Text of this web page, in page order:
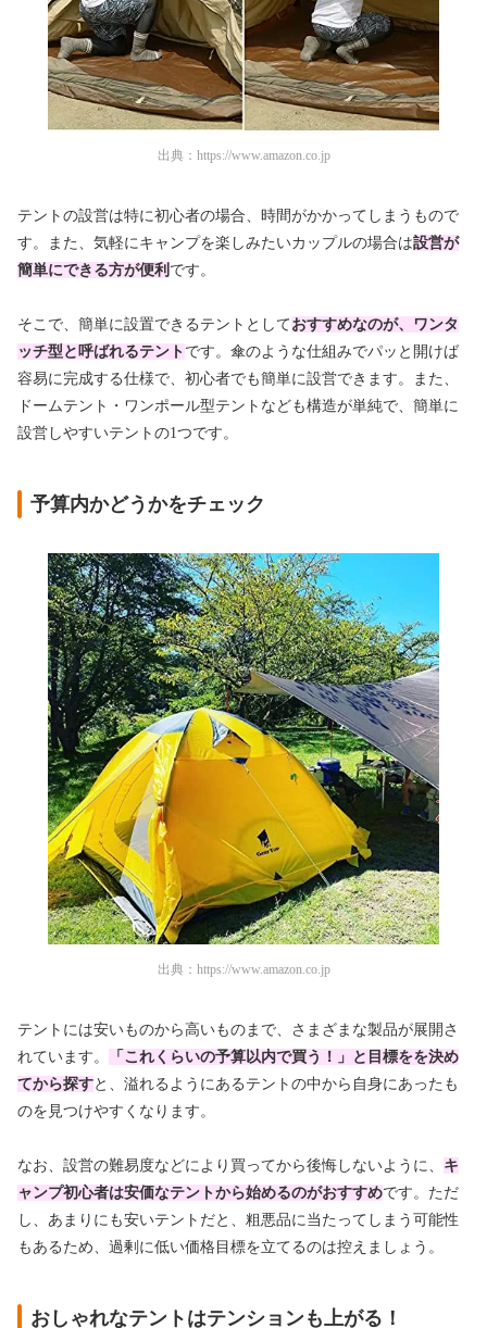
出典： https://www.amazon.co.jp
テントの設営は特に初心者の場合、時間がかかってしまうもので
す。また、気軽にキャンプを楽しみたいカップルの場合は設営が
簡単にできる方が便利 です。
そこで、簡単に設置できるテントとしておすすめなのが、ワンタ
ッチ型と呼ばれるテント です。傘のような仕組みでパッと開けば
容易に完成する仕様で、初心者でも簡単に設営できます。また、
ドームテント・ワンポール型テントなども構造が単純で、簡単に
設営しやすいテントの1つです。
予算内かどうかをチェック
出典： https://www.amazon.co.jp
テントには安いものから高いものまで、さまざまな製品が展開さ
れています。
「これくらいの予算以内で買う！」と目標をを決め
てから探すと、溢れるようにあるテントの中から自身にあったも
のを見つけやすくなります。
なお、設営の難易度などにより買ってから後悔しないように、 キ
ャンプ初心者は安価なテントから始めるのがおすすめです。ただ
し、あまりにも安いテントだと、粗悪品に当たってしまう可能性
もあるため、過剰に低い価格目標を立てるのは控えましょう。
おしゃれなテントはテンションも上がる！